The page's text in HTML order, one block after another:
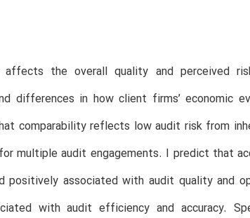
affects the overall quality and perceived
differences in how client firms’ economic
comparability reflects low audit risk from
multiple audit engagements. I predict that
associated with audit quality and
with audit efficiency and accuracy.